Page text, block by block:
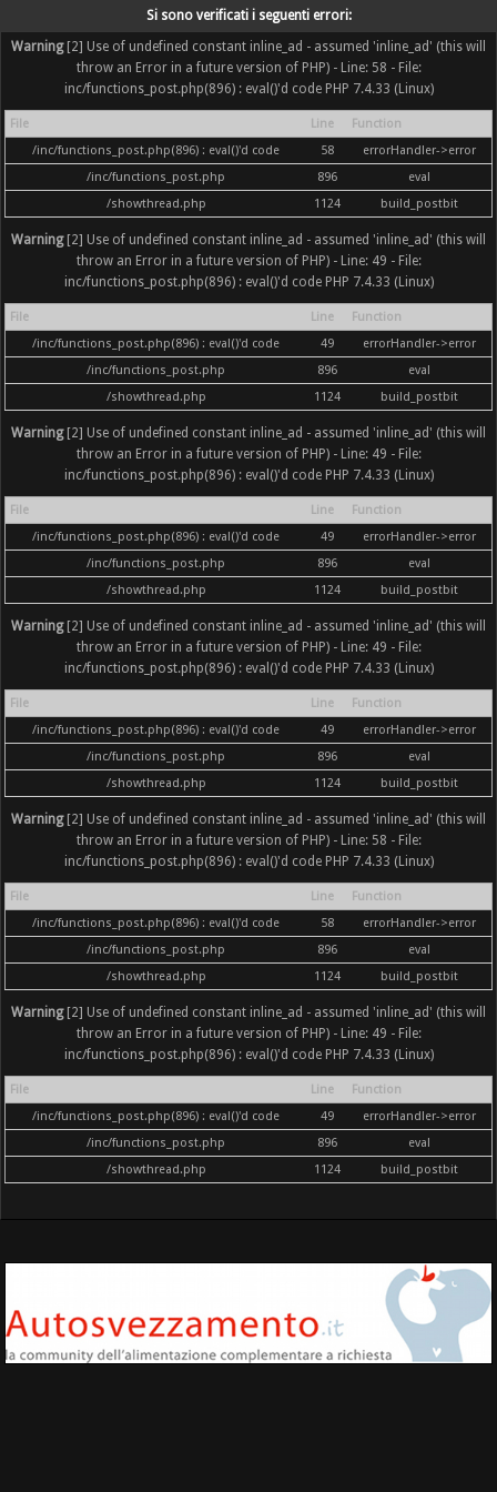
Si sono verificati i seguenti errori:
Warning[2] Use of undefined constant inline_ad - assumed 'inline_ad' (this will
throw an Error in a future version of PHP) - Line: 58 - File:
inc/functions_post.php(896) : eval()'d code PHP 7.4.33 (Linux)
File Line
Function
/inc/functions_post.php(896) : eval()'d code
58
errorHandler->error
/inc/functions_post.php
896
eval
/showthread.php
1124 build_postbit
Warning[2] Use of undefined constant inline_ad - assumed 'inline_ad' (this will
throw an Error in a future version of PHP) - Line: 49 - File:
inc/functions_post.php(896) : eval()'d code PHP 7.4.33 (Linux)
File Line
Function
/inc/functions_post.php(896) : eval()'d code
49
errorHandler->error
/inc/functions_post.php
896
eval
/showthread.php
1124 build_postbit
Warning[2] Use of undefined constant inline_ad - assumed 'inline_ad' (this will
throw an Error in a future version of PHP) - Line: 49 - File:
inc/functions_post.php(896) : eval()'d code PHP 7.4.33 (Linux)
File Line
Function
/inc/functions_post.php(896) : eval()'d code
49
errorHandler->error
/inc/functions_post.php
896
eval
/showthread.php
1124 build_postbit
Warning[2] Use of undefined constant inline_ad - assumed 'inline_ad' (this will
throw an Error in a future version of PHP) - Line: 49 - File:
inc/functions_post.php(896) : eval()'d code PHP 7.4.33 (Linux)
File Line
Function
/inc/functions_post.php(896) : eval()'d code
49
errorHandler->error
/inc/functions_post.php
896
eval
/showthread.php
1124 build_postbit
Warning[2] Use of undefined constant inline_ad - assumed 'inline_ad' (this will
throw an Error in a future version of PHP) - Line: 58 - File:
inc/functions_post.php(896) : eval()'d code PHP 7.4.33 (Linux)
File Line
Function
/inc/functions_post.php(896) : eval()'d code
58
errorHandler->error
/inc/functions_post.php
896
eval
/showthread.php
1124 build_postbit
Warning[2] Use of undefined constant inline_ad - assumed 'inline_ad' (this will
throw an Error in a future version of PHP) - Line: 49 - File:
inc/functions_post.php(896) : eval()'d code PHP 7.4.33 (Linux)
File Line
Function
/inc/functions_post.php(896) : eval()'d code
49
errorHandler->error
/inc/functions_post.php
896
eval
/showthread.php
1124 build_postbit